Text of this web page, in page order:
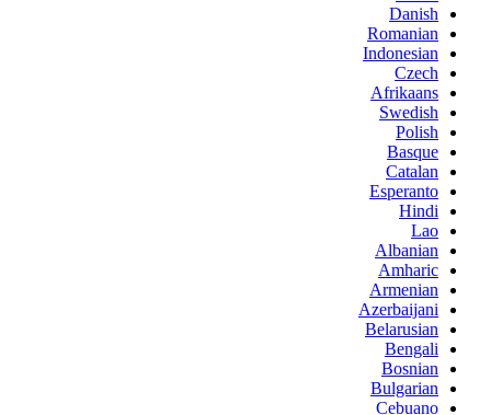
Danish
Romanian
Indonesian
Czech
Afrikaans
Swedish
Polish
Basque
Catalan
Esperanto
Hindi
Lao
Albanian
Amharic
Armenian
Azerbaijani
Belarusian
Bengali
Bosnian
Bulgarian
Cebuano